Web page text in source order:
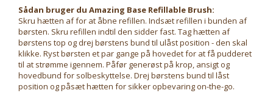
Sådan bruger du Amazing Base Refillable Brush:
Skru hætten af for at åbne refillen. Indsæt refillen i bunden af
børsten. Skru refillen indtil den sidder fast. Tag hætten af
børstens top og drej børstens bund til ulåst position - den skal
klikke. Ryst børsten et par gange på hovedet for at få pudderet
til at strømme igennem. Påfør generøst på krop, ansigt og
hovedbund for solbeskyttelse. Drej børstens bund til låst
position og påsæt hætten for sikker opbevaring on-the-go.